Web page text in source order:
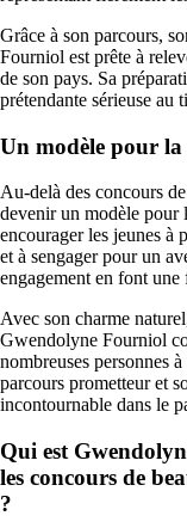
Grâce à son parcours,
Fourniol est prête à
de son pays. Sa
prétendante sérieuse au
Un modèle pour
Au-delà des concours
devenir un modèle pour
encourager les jeunes à
et à sengager pour un
engagement en font
Avec son charme
Gwendolyne Fourniol
nombreuses personnes
parcours prometteur et
incontournable dans le
Qui est
les concours de
?